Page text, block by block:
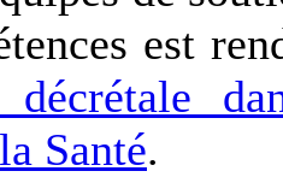
est
décrétale
Santé.